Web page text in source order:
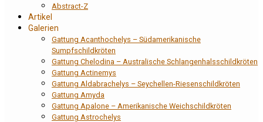
Abstract-Z
Artikel
Galerien
Gattung Acanthochelys – Südamerikanische
Sumpfschildkröten
Gattung Chelodina – Australische Schlangenhalsschildkröten
Gattung Actinemys
Gattung Aldabrachelys – Seychellen-Riesenschildkröten
Gattung Amyda
Gattung Apalone – Amerikanische Weichschildkröten
Gattung Astrochelys